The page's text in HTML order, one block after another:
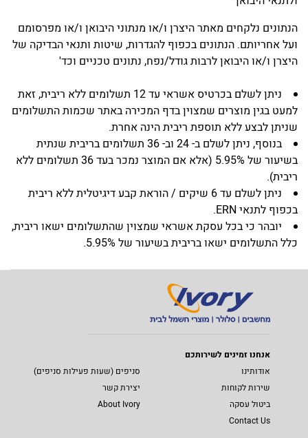
הנתונים נלקחים מאתר היצרן ו/או מנתוני היבואן ו/או מפרסומם
ועל אחריותם. הנתונים בכפוף להגדרות, שיטות ותנאי הבדיקה של
היצרן ו/או היבואן לרבות גודל/נפח, נתונים טכניים וכד'
ניתן לשלם בכרטיס אשראי עד 12 תשלומים ללא ריבית, זאת
למעט בגין מוצרים שמצוין בדף המכירה באתר שכמות התשלומים
שניתן לבצע ללא תוספת ריבית הינה אחרת.
בנוסף, ניתן לשלם ב- 24 וב- 36 תשלומים בריבית שנתית
בשיעור של 5.95% (אלא אם המוצר נמכר בעד 36 תשלומים ללא
ריבית).
ניתן לשלם עד 6 שיקים / הוראת קבע דיגיטלית ללא ריבית
בכפוף לתנאי ERN.
יובהר כי בכל עסקת אשראי שמצוין שהתשלומים ישאו ריבית,
כלל התשלומים ישאו בריבית בשיעור של 5.95%.
אנחנו זמינים לשירותכם
אודותינו
סניפים (שעות פעילות סניפים)
שירות לקוחות
יצירת קשר
ביטול עסקה
About Ivory
Contact Us